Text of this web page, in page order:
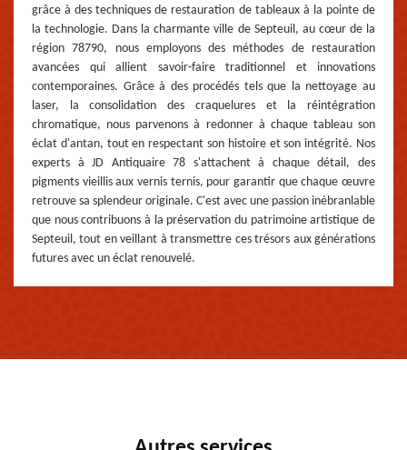
grâce à des techniques de restauration de tableaux à la pointe de
la technologie. Dans la charmante ville de Septeuil, au cœur de la
région 78790, nous employons des méthodes de restauration
avancées qui allient savoir-faire traditionnel et innovations
contemporaines. Grâce à des procédés tels que la nettoyage au
laser, la consolidation des craquelures et la réintégration
chromatique, nous parvenons à redonner à chaque tableau son
éclat d'antan, tout en respectant son histoire et son intégrité. Nos
experts à JD Antiquaire 78 s'attachent à chaque détail, des
pigments vieillis aux vernis ternis, pour garantir que chaque œuvre
retrouve sa splendeur originale. C'est avec une passion inébranlable
que nous contribuons à la préservation du patrimoine artistique de
Septeuil, tout en veillant à transmettre ces trésors aux générations
futures avec un éclat renouvelé.